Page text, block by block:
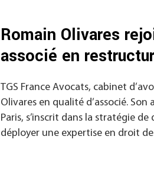
Romain Olivares
associé en
TGS France Avocats, cabinet
Olivares en qualité d’associé.
Paris, s’inscrit dans la stratégie
déployer une expertise en droit